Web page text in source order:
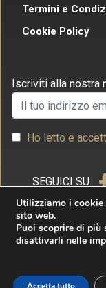
Termini e
Cookie Policy
Iscriviti alla nostra
Ho letto e
SEGUICI SU
& Associati. Tutti
Utilizziamo i
sito web.
Puoi scoprire di
disattivarli nelle